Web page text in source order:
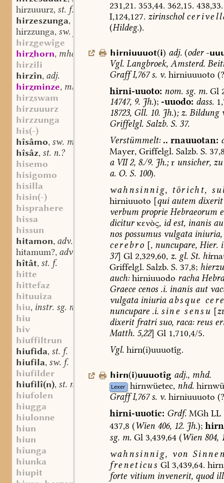
hirzuuurz, st. f.
hirzeszunga,
hirzzunga, sw. f.
hirgewîge
hirhorn, mhd. st. n.
hirzili
hirzîn, adj.
hirminze, mhd. st. sw. f.
hirswam
hirzuuurz
hirzzunga
his(-)
hîsâmo, sw. m.
hîsâz, st. n.?
hisemo
hisigomo
hisilla
hisin(-)
hisprahere
hissa
hissun
hitamon, adv.
hitamum?, adv.
hîtât, st. f.
hitte
hittefaz
hituuiza
hiu, instr. sg. n.
hiu
hiv
hiuffiltrun
hiufida, st. f.
hiufila, sw. f.
hiufilder
hiufilî(n), st. n.
hiufolen
hiugga
hiulonne
hiun
hiun
hîunga
hiunka
hiupit
231,21. 353,44. 362,15. 438,33.
I,124,127. zirinschol
(Hildeg.).
hirniuuuot(i) adj. (oder -
Vgl. Langbroek,Amsterd.
GraffI,767s.v. hirniuuuoto
hirni-uuoto: nom.sg.m.Gl
14747, 9.Jh.); -uuodo: dass.
18723,Gll. 10.Jh.);z.Bildung
Griffelgl.Salzb.S.37.
Verstümmelt: .. rnauuotan:
Mayer,Griffelgl. Salzb. S.
aVII2,8./9.Jh.;r unsicher, zu
a.O.S.100).
wahnsinnig, töricht,
hirniuuoto [qui autemdixerit
verbumproprie Hebraeorum
diciturκενὸς, idest,inanis
nospossumusvulgatainiuria,
cerebro [, nuncupare, Hier.
37] Gl 2,329,60, z.gl.St.hi
Griffelgl. Salzb. S. 37,8; hierzu
auch:hirniuuodo racha
Graececenos.i.inanisaut
vulgatainiuria absque
nuncupare.i. sine sensu [
dixeritfratrisuo, raca:reus
Matth.5,22] Gl1,710,4/5.
Vgl.hirn(i)uuuotîg.
hirn(i)uuuotîg adj., mhd.
Lexer hirnwüetec, nhd.
GraffI,767s.v.hirniuuuoto
hirni-uuotic: Grdf.MGhLL
437,8 (Wien406,12.Jh.);
sg.m.Gl3,439,64 (Wien804,
wahnsinnig, von
freneticus Gl 3,439,64.
fortevitiuminvenerit, quod